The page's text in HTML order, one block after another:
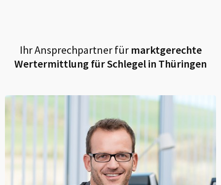
Ihr Ansprechpartner fürmarktgerechte
Wertermittlung fürSchlegel in Thüringen